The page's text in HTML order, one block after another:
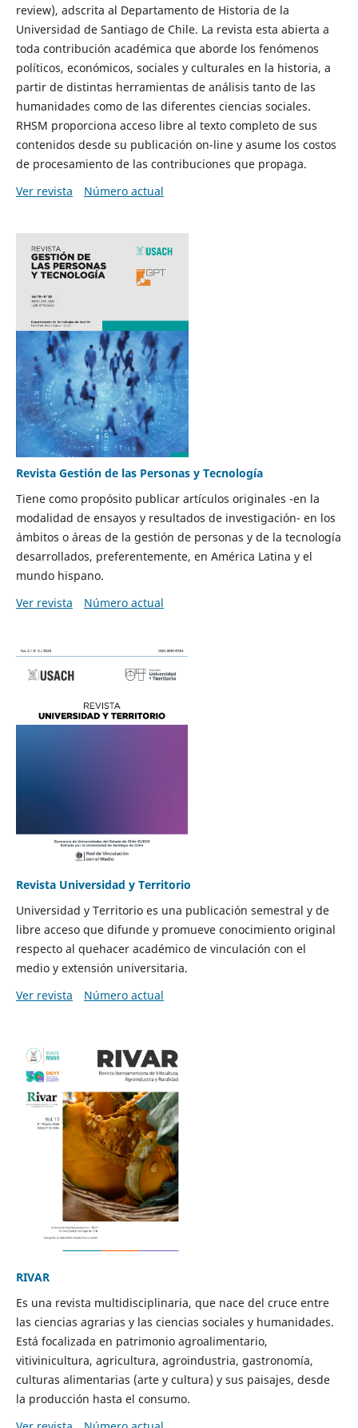
review), adscrita al Departamento de Historia de la
Universidad de Santiago de Chile. La revista esta abierta a
toda contribución académica que aborde los fenómenos
políticos, económicos, sociales y culturales en la historia, a
partir de distintas herramientas de análisis tanto de las
humanidades como de las diferentes ciencias sociales.
RHSM proporciona acceso libre al texto completo de sus
contenidos desde su publicación on-line y asume los costos
de procesamiento de las contribuciones que propaga.
Ver revista
Número actual
Revista Gestión de las Personas y Tecnología
Tiene como propósito publicar artículos originales -en la
modalidad de ensayos y resultados de investigación- en los
ámbitos o áreas de la gestión de personas y de la tecnología
desarrollados, preferentemente, en América Latina y el
mundo hispano.
Ver revista
Número actual
Revista Universidad y Territorio
Universidad y Territorio es una publicación semestral y de
libre acceso que difunde y promueve conocimiento original
respecto al quehacer académico de vinculación con el
medio y extensión universitaria.
Ver revista
Número actual
RIVAR
Es una revista multidisciplinaria, que nace del cruce entre
las ciencias agrarias y las ciencias sociales y humanidades.
Está focalizada en patrimonio agroalimentario,
vitivinicultura, agricultura, agroindustria, gastronomía,
culturas alimentarias (arte y cultura) y sus paisajes, desde
la producción hasta el consumo.